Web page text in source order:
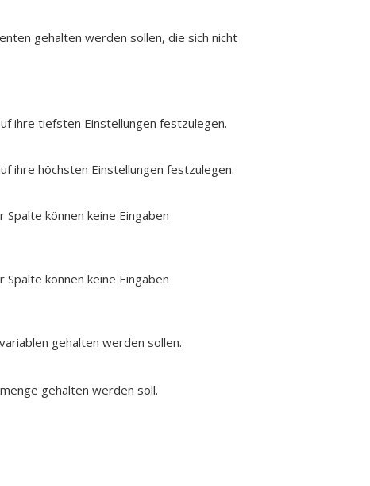
gehalten werden sollen, die sich nicht
ihre tiefsten Einstellungen festzulegen.
ihre höchsten Einstellungen festzulegen.
können keine Eingaben
können keine Eingaben
gehalten werden sollen.
gehalten werden soll.